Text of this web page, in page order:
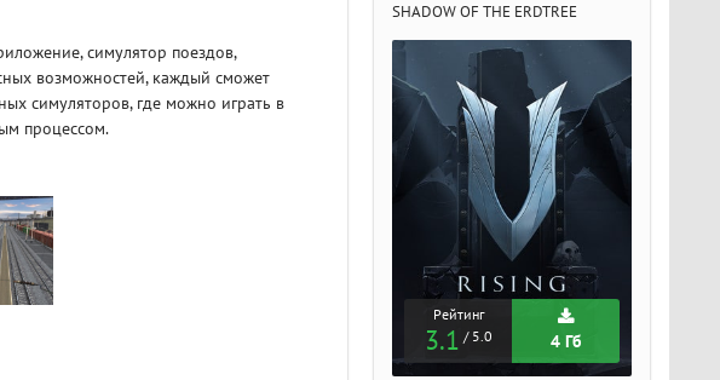
симулятор поездов,
возможностей, каждый сможет
симуляторов, где можно играть в
процессом.
SHADOW OF THE ERDTREE
Рейтинг
3.1 / 5.0 4 Гб